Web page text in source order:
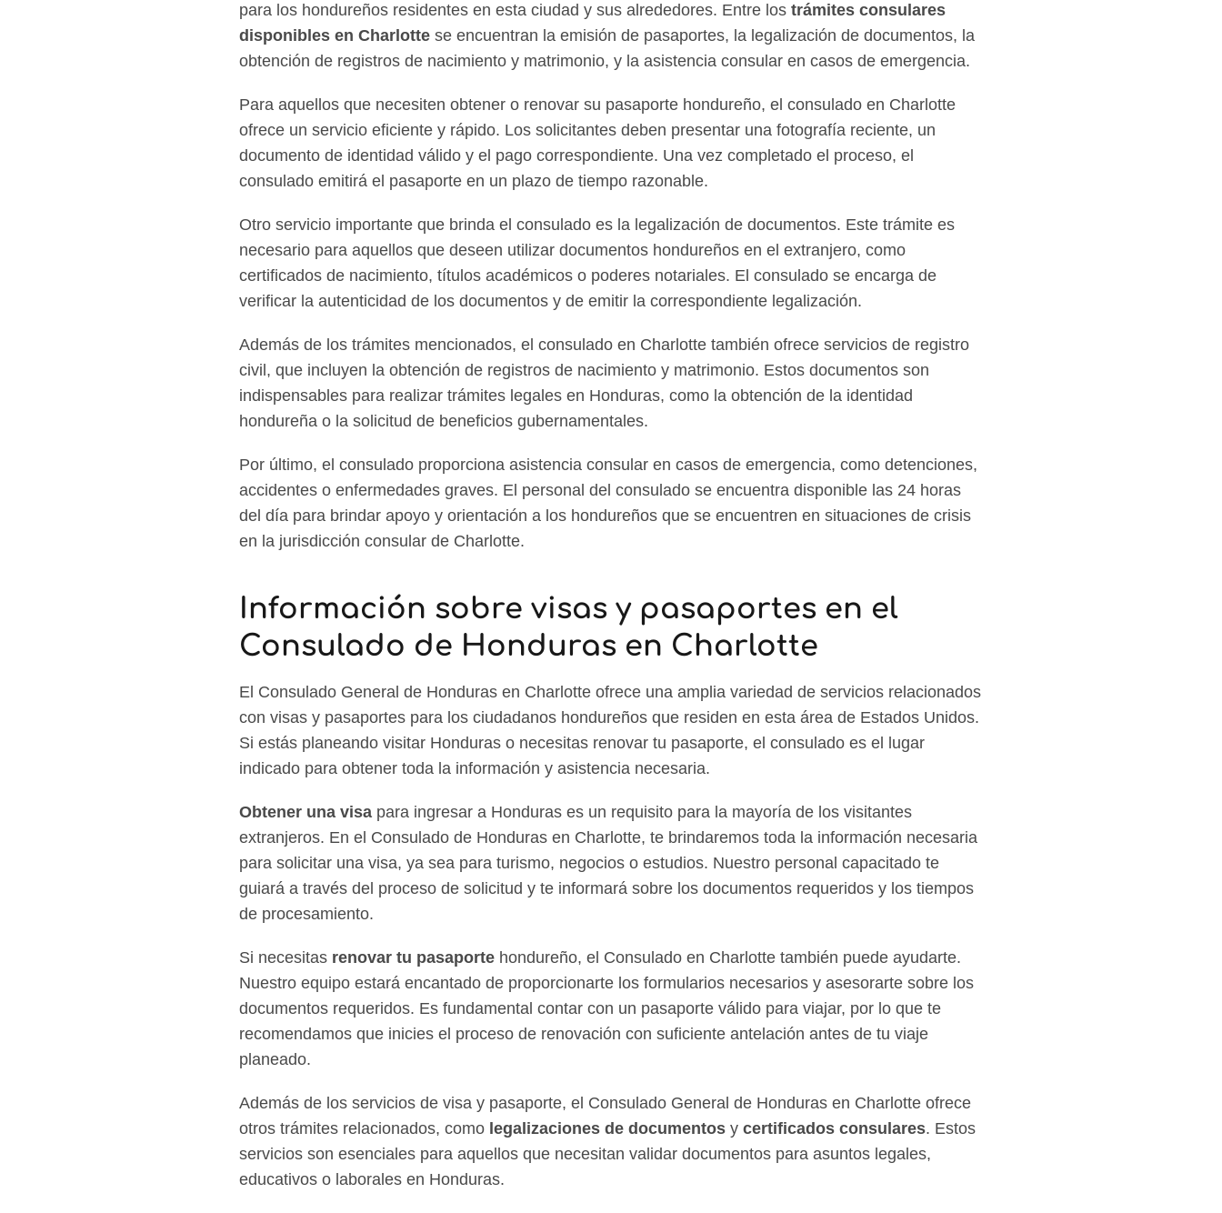
para los hondureños residentes en esta ciudad y sus alrededores. Entre los trámites consulares
disponibles en Charlotte se encuentran la emisión de pasaportes, la legalización de documentos, la
obtención de registros de nacimiento y matrimonio, y la asistencia consular en casos de emergencia.
Para aquellos que necesiten obtener o renovar su pasaporte hondureño, el consulado en Charlotte
ofrece un servicio eficiente y rápido. Los solicitantes deben presentar una fotografía reciente, un
documento de identidad válido y el pago correspondiente. Una vez completado el proceso, el
consulado emitirá el pasaporte en un plazo de tiempo razonable.
Otro servicio importante que brinda el consulado es la legalización de documentos. Este trámite es
necesario para aquellos que deseen utilizar documentos hondureños en el extranjero, como
certificados de nacimiento, títulos académicos o poderes notariales. El consulado se encarga de
verificar la autenticidad de los documentos y de emitir la correspondiente legalización.
Además de los trámites mencionados, el consulado en Charlotte también ofrece servicios de registro
civil, que incluyen la obtención de registros de nacimiento y matrimonio. Estos documentos son
indispensables para realizar trámites legales en Honduras, como la obtención de la identidad
hondureña o la solicitud de beneficios gubernamentales.
Por último, el consulado proporciona asistencia consular en casos de emergencia, como detenciones,
accidentes o enfermedades graves. El personal del consulado se encuentra disponible las 24 horas
del día para brindar apoyo y orientación a los hondureños que se encuentren en situaciones de crisis
en la jurisdicción consular de Charlotte.
Información sobre visas y pasaportes en el
Consulado de Honduras en Charlotte
El Consulado General de Honduras en Charlotte ofrece una amplia variedad de servicios relacionados
con visas y pasaportes para los ciudadanos hondureños que residen en esta área de Estados Unidos.
Si estás planeando visitar Honduras o necesitas renovar tu pasaporte, el consulado es el lugar
indicado para obtener toda la información y asistencia necesaria.
Obtener una visa para ingresar a Honduras es un requisito para la mayoría de los visitantes
extranjeros. En el Consulado de Honduras en Charlotte, te brindaremos toda la información necesaria
para solicitar una visa, ya sea para turismo, negocios o estudios. Nuestro personal capacitado te
guiará a través del proceso de solicitud y te informará sobre los documentos requeridos y los tiempos
de procesamiento.
Si necesitas renovar tu pasaporte hondureño, el Consulado en Charlotte también puede ayudarte.
Nuestro equipo estará encantado de proporcionarte los formularios necesarios y asesorarte sobre los
documentos requeridos. Es fundamental contar con un pasaporte válido para viajar, por lo que te
recomendamos que inicies el proceso de renovación con suficiente antelación antes de tu viaje
planeado.
Además de los servicios de visa y pasaporte, el Consulado General de Honduras en Charlotte ofrece
otros trámites relacionados, como legalizaciones de documentos y certificados consulares. Estos
servicios son esenciales para aquellos que necesitan validar documentos para asuntos legales,
educativos o laborales en Honduras.